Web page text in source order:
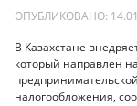
ОПУБЛИКОВАНО:
В Казахстане
который направлен
налогообложения,